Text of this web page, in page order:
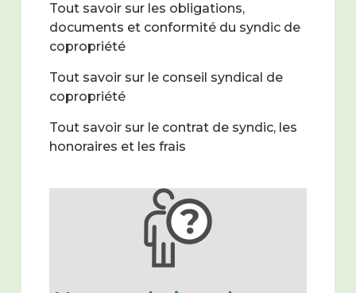
Tout savoir sur les obligations,
documents et conformité du syndic de
copropriété
Tout savoir sur le conseil syndical de
copropriété
Tout savoir sur le contrat de syndic, les
honoraires et les frais